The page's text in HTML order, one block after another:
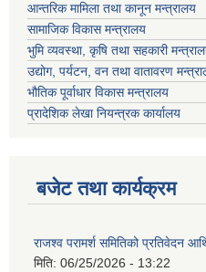
आन्तरिक मामिला तथा कानून मन्त्रालय
सामाजिक विकास मन्त्रालय
भुमि व्यवस्था, कृषि तथा सहकारी
उद्योग, पर्यटन, वन तथा वातावरण
भौतिक पूर्वाधार विकास मन्त्रालय
प्रादेशिक लेखा नियन्त्रक कार्यालय
बजेट तथा कार्यक्रम
राजश्व परामर्श समितिको प्रतिवेदन
मिति: 06/25/2026 - 13:22